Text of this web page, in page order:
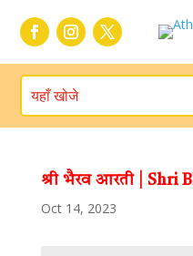
श्री भैरव आरती | Shri
Oct 14, 2023